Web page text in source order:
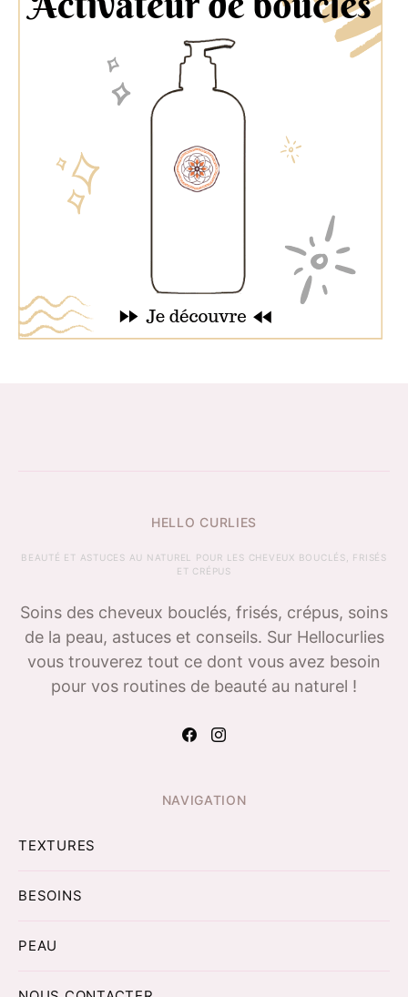
HELLO CURLIES
BEAUTÉ ET ASTUCES AU NATUREL POUR LES CHEVEUX BOUCLÉS, FRISÉS
ET CRÉPUS
Soins des cheveux bouclés, frisés, crépus, soins
de la peau, astuces et conseils. Sur Hellocurlies
vous trouverez tout ce dont vous avez besoin
pour vos routines de beauté au naturel !
NAVIGATION
TEXTURES
BESOINS
PEAU